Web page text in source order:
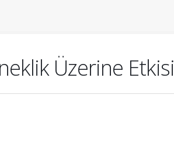
Üzerine Etkisi